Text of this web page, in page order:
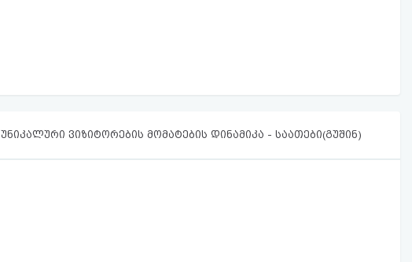
უნიკალური ვიზიტორების მომატების დინამიკა - საათები(გუშინ)